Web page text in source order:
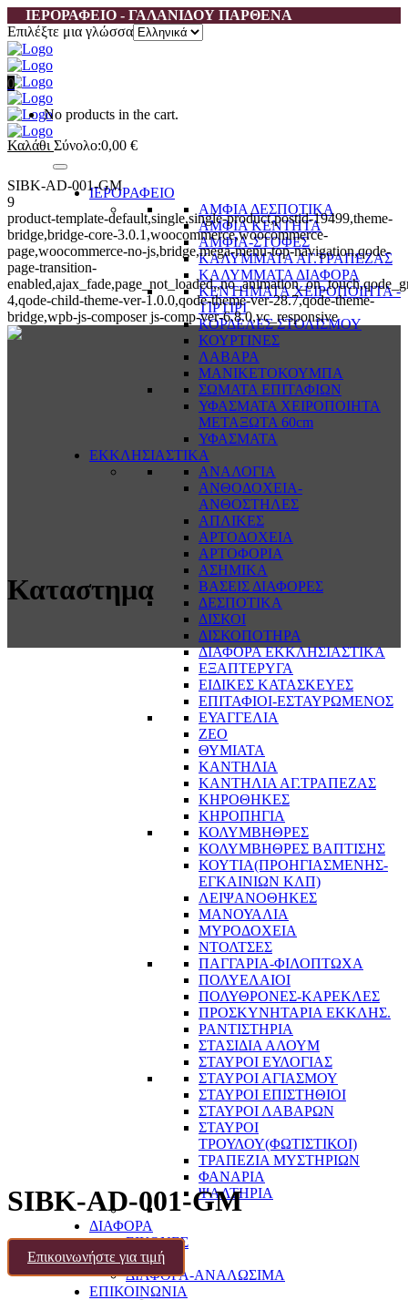
ΙΕΡΟΡΑΦΕΙΟ - ΓΑΛΑΝΙΔΟΥ ΠΑΡΘΕΝΑ
Επιλέξτε μια γλώσσα
0
No products in the cart.
Καλάθι Σύνολο:0,00 €
ΙΕΡΟΡΑΦΕΙΟ
ΑΜΦΙΑ ΔΕΣΠΟΤΙΚΑ
ΑΜΦΙΑ ΚΕΝΤΗΤΑ
ΑΜΦΙΑ-ΣΤΟΦΕΣ
ΚΑΛΥΜΜΑΤΑ ΑΓ.ΤΡΑΠΕΖΑΣ
ΚΑΛΥΜΜΑΤΑ ΔΙΑΦΟΡΑ
ΚΕΝΤΗΜΑΤΑ ΧΕΙΡΟΠΟΙΗΤΑ -
ΤΙΡΤΙΡΙ
ΚΟΡΔΕΛΕΣ ΣΤΟΛΙΣΜΟΥ
ΚΟΥΡΤΙΝΕΣ
ΛΑΒΑΡΑ
ΜΑΝΙΚΕΤΟΚΟΥΜΠΑ
ΣΩΜΑΤΑ ΕΠΙΤΑΦΙΩΝ
ΥΦΑΣΜΑΤΑ ΧΕΙΡΟΠΟΙΗΤΑ
ΜΕΤΑΞΩΤΑ 60cm
ΥΦΑΣΜΑΤΑ
ΕΚΚΛΗΣΙΑΣΤΙΚΑ
ΑΝΑΛΟΓΙΑ
ΑΝΘΟΔΟΧΕΙΑ-
ΑΝΘΟΣΤΗΛΕΣ
ΑΠΛΙΚΕΣ
ΑΡΤΟΔΟΧΕΙΑ
ΑΡΤΟΦΟΡΙΑ
ΑΣΗΜΙΚΑ
ΒΑΣΕΙΣ ΔΙΑΦΟΡΕΣ
ΔΕΣΠΟΤΙΚΑ
ΔΙΣΚΟΙ
ΔΙΣΚΟΠΟΤΗΡΑ
ΔΙΑΦΟΡΑ ΕΚΚΛΗΣΙΑΣΤΙΚΑ
ΕΞΑΠΤΕΡΥΓΑ
ΕΙΔΙΚΕΣ ΚΑΤΑΣΚΕΥΕΣ
ΕΠΙΤΑΦΙΟΙ-ΕΣΤΑΥΡΩΜΕΝΟΣ
ΕΥΑΓΓΕΛΙΑ
ΖΕΟ
ΘΥΜΙΑΤΑ
ΚΑΝΤΗΛΙΑ
ΚΑΝΤΗΛΙΑ ΑΓ.ΤΡΑΠΕΖΑΣ
ΚΗΡΟΘΗΚΕΣ
ΚΗΡΟΠΗΓΙΑ
ΚΟΛΥΜΒΗΘΡΕΣ
ΚΟΛΥΜΒΗΘΡΕΣ ΒΑΠΤΙΣΗΣ
ΚΟΥΤΙΑ(ΠΡΟΗΓΙΑΣΜΕΝΗΣ-
ΕΓΚΑΙΝΙΩΝ ΚΛΠ)
ΛΕΙΨΑΝΟΘΗΚΕΣ
ΜΑΝΟΥΑΛΙΑ
ΜΥΡΟΔΟΧΕΙΑ
ΝΤΟΛΤΣΕΣ
ΠΑΓΓΑΡΙΑ-ΦΙΛΟΠΤΩΧΑ
ΠΟΛΥΕΛΑΙΟΙ
ΠΟΛΥΘΡΟΝΕΣ-ΚΑΡΕΚΛΕΣ
ΠΡΟΣΚΥΝΗΤΑΡΙΑ ΕΚΚΛΗΣ.
ΡΑΝΤΙΣΤΗΡΙΑ
ΣΤΑΣΙΔΙΑ ΑΛΟΥΜ
ΣΤΑΥΡΟΙ ΕΥΛΟΓΙΑΣ
ΣΤΑΥΡΟΙ ΑΓΙΑΣΜΟΥ
ΣΤΑΥΡΟΙ ΕΠΙΣΤΗΘΙΟΙ
ΣΤΑΥΡΟΙ ΛΑΒΑΡΩΝ
ΣΤΑΥΡΟΙ
ΤΡΟΥΛΟΥ(ΦΩΤΙΣΤΙΚΟΙ)
ΤΡΑΠΕΖΙΑ ΜΥΣΤΗΡΙΩΝ
ΦΑΝΑΡΙΑ
ΨΑΛΤΗΡΙΑ
ΔΙΑΦΟΡΑ
ΕΙΚΟΝΕΣ
ΧΑΛΙΑ
ΔΙΑΦΟΡΑ-ΑΝΑΛΩΣΙΜΑ
ΕΠΙΚΟΙΝΩΝΙΑ
SIBK-AD-001-GM
9
product-template-default,single,single-product,postid-19499,theme-
bridge,bridge-core-3.0.1,woocommerce,woocommerce-
page,woocommerce-no-js,bridge,mega-menu-top-navigation,qode-
page-transition-
4,qode-child-theme-ver-1.0.0,qode-theme-ver-28.7,qode-theme-
bridge,wpb-js-composer js-comp-ver-6.8.0,vc_responsive
Καταστημα
SIBK-AD-001-GM
Επικοινωνήστε για τιμή